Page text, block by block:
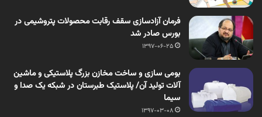
فرمان آزادسازی سقف رقابت محصولات پتروشیمی در
بورس صادر شد
1397-06-25
بومی سازی و ساخت مخازن بزرگ پلاستیکی و ماشین
آلات تولید آن/ پلاستیک طبرستان در شبکه یک صدا و
سیما
1397-03-08